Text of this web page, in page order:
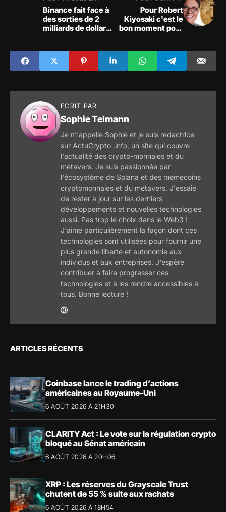
Binance fait face à
des sorties de 2
milliards de dollars
Pour Robert
Kiyosaki c'est le
bon moment pour
ECRIT PAR
Sophie Telmann
Je m'appelle Sophie et je suis rédactrice
sur ActuCrypto .info, un site qui couvre
l'actualité des crypto-monnaies et du
métavers. Je suis passionnée par
l'écosystème de Solana et des memecoins
cryptomonnaies et du métavers. J'essaie
de rester à jour sur les derniers
développements et nouvelles technologies
aussi. Pas trop le choix dans le Web3 !
J'aime particulièrement la façon dont ces
technologies sont utilisées pour fournir une
plus grande liberté et autonomie aux
individus et aux entreprises. J'espère
contribuer à faire progresser ces
technologies et à les rendre accessibles à
tous. Bonne lecture !
ARTICLES RÉCENTS
Coinbase lance le trading d’actions
américaines au Royaume-Uni
6 AOÛT 2026 À 21H30
CLARITY Act : Le vote sur la régulation crypto
bloqué au Sénat américain
6 AOÛT 2026 À 20H06
XRP : Les réserves du Grayscale Trust
chutent de 55 % suite aux rachats
6 AOÛT 2026 À 18H54